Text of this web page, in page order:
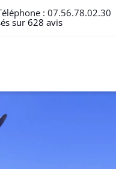
: 07.56.78.02.30
sur 628 avis